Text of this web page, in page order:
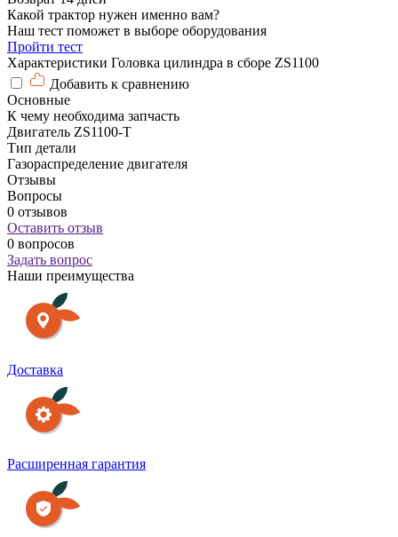
Какой трактор нужен именно вам?
Наш тест поможет в выборе оборудования
Пройти тест
Характеристики Головка цилиндра в сборе ZS1100
Добавить к сравнению
Основные
К чему необходима запчасть
Двигатель ZS1100-T
Тип детали
Газораспределение двигателя
Отзывы
Вопросы
0 отзывов
Оставить отзыв
0 вопросов
Задать вопрос
Наши преимущества
Доставка
Расширенная гарантия